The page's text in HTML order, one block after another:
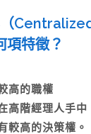
Centralized
項特徵？
高的職權
高階經理人手
較高的決策權。